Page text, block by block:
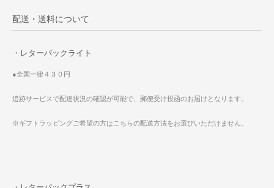
配送・送料について
・レターパックライト
●全国一律４３０円
追跡サービスで配達状況の確認が可能で、郵便受け投函のお届けとなります。
※ギフトラッピングご希望の方はこちらの配送方法をお選びいただけません。